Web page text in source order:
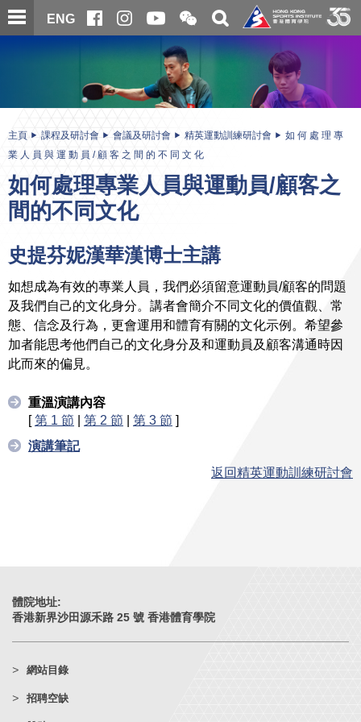
跳
至
ENG
開
合
信
二
維
碼
關
搜
主頁 課程及研討會 會議及研討會 精英運動訓練研討會
如 何 處 理 專
業 人 員 與 運 動 員 / 顧 客 之 間 的 不 同 文 化
如何處理專業人員與運動員/顧客之
間的不同文化
史提芬妮漢華漢博士主講
如想成為有效的專業人員，我們必須留意運動員/顧客的問題
及我們自己的文化身分。講者會簡介不同文化的價值觀、常
態、信念及行為，更會運用和體育有關的文化示例。希望參
加者能思考他們自己的文化身分及和運動員及顧客溝通時因
此而來的偏見。
重溫演講內容
[第 1 節 | 第 2 節 | 第 3 節 ]
演講筆記
返回精英運動訓練研討會
體院地址:
香港新界沙田源禾路 25 號 香港體育學院
網站目錄
招聘空缺